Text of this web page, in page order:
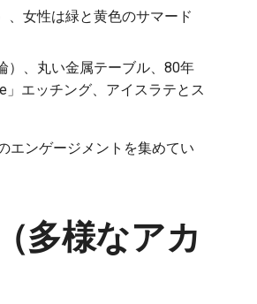
、女性は緑と黄色のサマード
）、丸い金属テーブル、80年
エッチング、アイスラテとス
エンゲージメントを集めてい
多様なアカ